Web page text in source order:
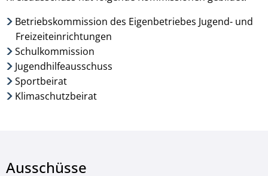
Betriebskommission des Eigenbetriebes Jugend- und
Freizeiteinrichtungen
Schulkommission
Jugendhilfeausschuss
Sportbeirat
Klimaschutzbeirat
Ausschüsse